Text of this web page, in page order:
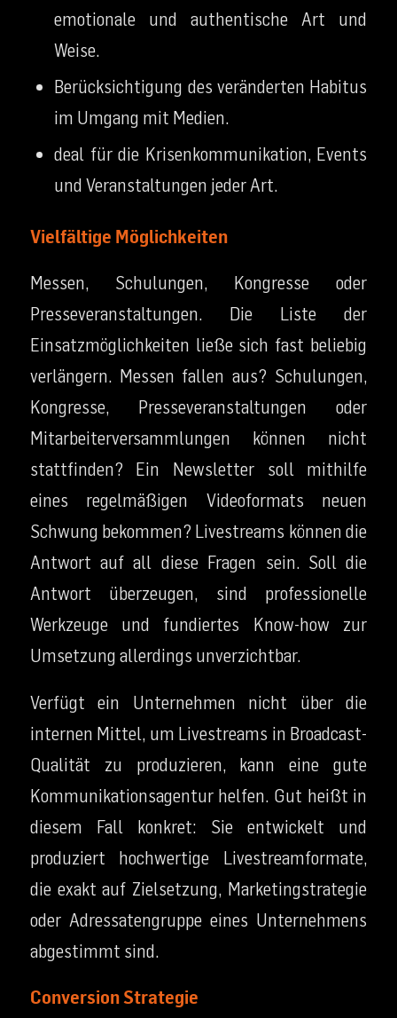
emotionale und authentische Art und
Weise.
Berücksichtigung des veränderten Habitus
im Umgang mit Medien.
deal für die Krisenkommunikation, Events
und Veranstaltungen jeder Art.
Vielfältige Möglichkeiten
Messen, Schulungen, Kongresse oder
Presseveranstaltungen. Die Liste der
Einsatzmöglichkeiten ließe sich fast beliebig
verlängern. Messen fallen aus? Schulungen,
Kongresse, Presseveranstaltungen oder
Mitarbeiterversammlungen können nicht
stattfinden? Ein Newsletter soll mithilfe
eines regelmäßigen Videoformats neuen
Schwung bekommen? Livestreams können die
Antwort auf all diese Fragen sein. Soll die
Antwort überzeugen, sind professionelle
Werkzeuge und fundiertes Know-how zur
Umsetzung allerdings unverzichtbar.
Verfügt ein Unternehmen nicht über die
internen Mittel, um Livestreams in Broadcast-
Qualität zu produzieren, kann eine gute
Kommunikationsagentur helfen. Gut heißt in
diesem Fall konkret: Sie entwickelt und
produziert hochwertige Livestreamformate,
die exakt auf Zielsetzung, Marketingstrategie
oder Adressatengruppe eines Unternehmens
abgestimmt sind.
Conversion Strategie